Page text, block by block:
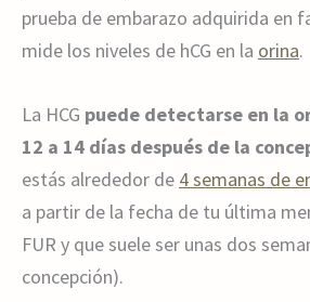
prueba de embarazo adquirida en
mide los niveles de hCG en la orina.
La HCG puede detectarse en la
12 a 14 días después de la
estás alrededor de 4 semanas de
a partir de la fecha de tu última
FUR y que suele ser unas dos
concepción).